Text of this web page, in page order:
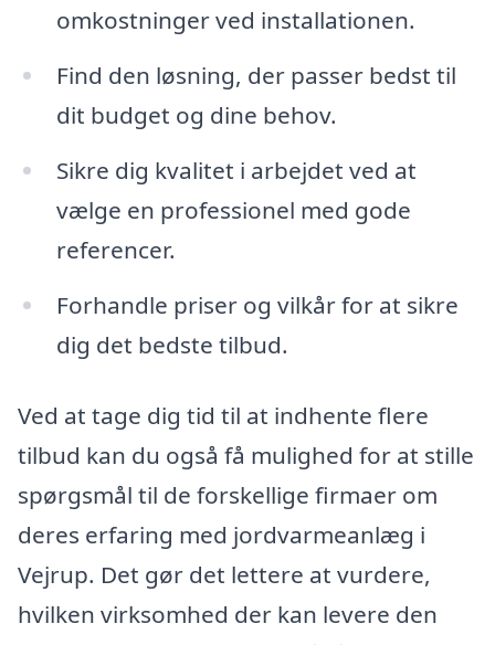
omkostninger ved installationen.
Find den løsning, der passer bedst til
dit budget og dine behov.
Sikre dig kvalitet i arbejdet ved at
vælge en professionel med gode
referencer.
Forhandle priser og vilkår for at sikre
dig det bedste tilbud.
Ved at tage dig tid til at indhente flere
tilbud kan du også få mulighed for at stille
spørgsmål til de forskellige firmaer om
deres erfaring med jordvarmeanlæg i
Vejrup. Det gør det lettere at vurdere,
hvilken virksomhed der kan levere den